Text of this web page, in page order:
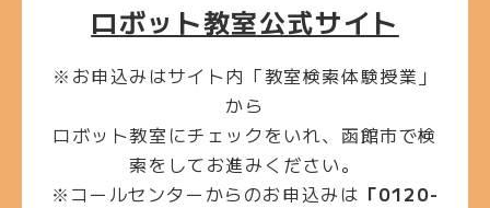
ロボット教室公式サイト
※お申込みはサイト内「教室検索体験授業」
から
ロボット教室にチェックをいれ、函館市で検
索をしてお進みください。
※コールセンターからのお申込みは 「0120-